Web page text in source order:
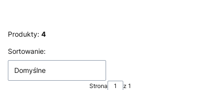
Produkty: 4
Lista produktów
Sortowanie:
Domyślne
Strona z 1